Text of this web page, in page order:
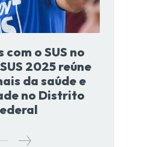
com o SUS no
2025 reúne
da saúde e
no Distrito